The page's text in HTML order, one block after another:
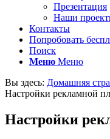
Презентация
Наши
Контакты
Попробовать
Поиск
Меню Меню
Вы здесь: Домашняя
Настройки рекламной
Настройки